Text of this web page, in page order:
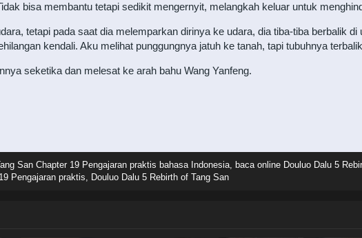
bisa membantu tetapi sedikit mengernyit, melangkah keluar untuk
tetapi pada saat dia melemparkan dirinya ke udara, dia tiba-tiba berbalik di
kendali. Aku melihat punggungnya jatuh ke tanah, tapi tubuhnya
seketika dan melesat ke arah bahu Wang Yanfeng.
San Chapter 19 Pengajaran praktis bahasa Indonesia, baca online Douluo Dalu 5
Pengajaran praktis, Douluo Dalu 5 Rebirth of Tang San